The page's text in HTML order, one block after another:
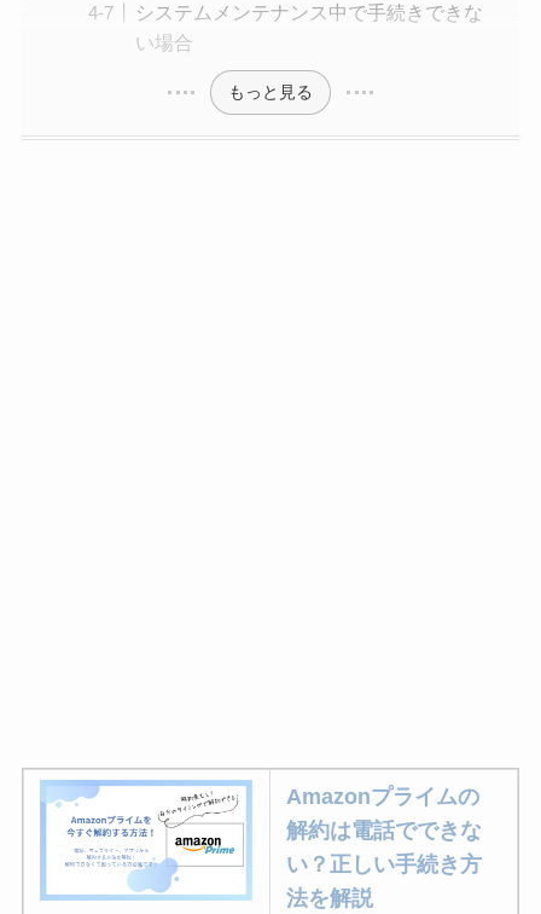
する方法を完全攻略
システムメンテナンス中で手続きできな
い場合
もっと見る
Amazonプライムの
解約は電話でできな
い？正しい手続き方
法を解説